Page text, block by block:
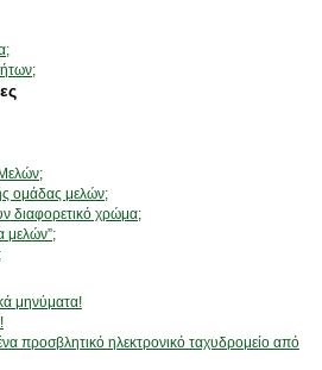
ομάδας μελών;
διαφορετικό χρώμα;
μελών”;
μηνύματα!
προσβλητικό ηλεκτρονικό ταχυδρομείο από